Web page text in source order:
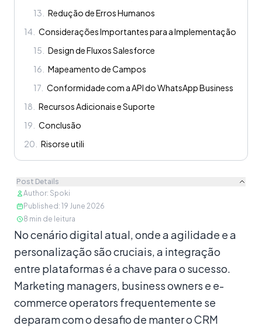
13
Redução de Erros Humanos
14
Considerações Importantes para a Implementação
15
Design de Fluxos Salesforce
16
Mapeamento de Campos
17 Conformidade com a API do WhatsApp Business
18
Recursos Adicionais e Suporte
19
Conclusão
20
Risorse utili
Post Details
Author: Spoki
Published : 19 June 2026
8 min de leitura
Conteúdo
No cenário digital atual, onde a agilidade e a
personalização são cruciais, a integração
entre plataformas é a chave para o sucesso.
Marketing managers, business owners e e-
commerce operators frequentemente se
deparam com o desafio de manter o CRM